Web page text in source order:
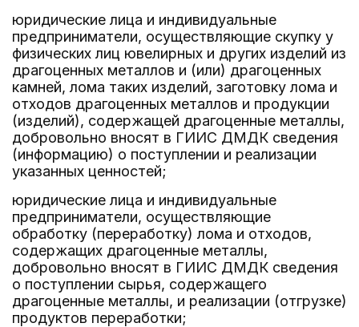
юридические лица и индивидуальные
предприниматели, осуществляющие скупку у
физических лиц ювелирных и других изделий из
драгоценных металлов и (или) драгоценных
камней, лома таких изделий, заготовку лома и
отходов драгоценных металлов и продукции
(изделий), содержащей драгоценные металлы,
добровольно вносят в ГИИС ДМДК сведения
(информацию) о поступлении и реализации
указанных ценностей;
юридические лица и индивидуальные
предприниматели, осуществляющие
обработку (переработку) лома и отходов,
содержащих драгоценные металлы,
добровольно вносят в ГИИС ДМДК сведения
о поступлении сырья, содержащего
драгоценные металлы, и реализации (отгрузке)
продуктов переработки;